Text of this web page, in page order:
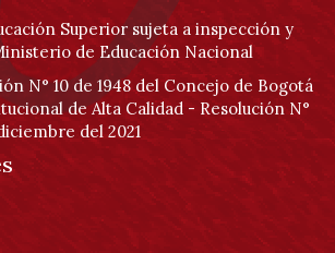
Superior sujeta a inspección y
de Educación Nacional
N° 10 de 1948 del Concejo de Bogotá
de Alta Calidad - Resolución N°
del 2021